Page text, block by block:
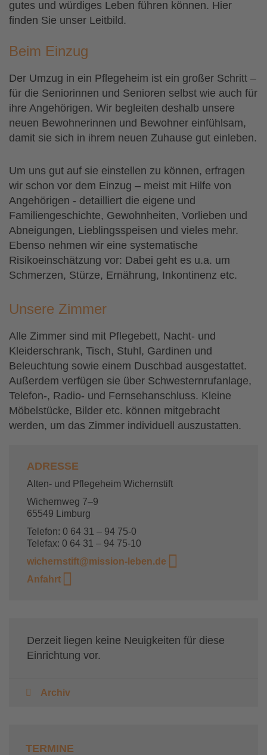
gutes und würdiges Leben führen können. Hier
finden Sie unser Leitbild.
Beim Einzug
Der Umzug in ein Pflegeheim ist ein großer Schritt –
für die Seniorinnen und Senioren selbst wie auch für
ihre Angehörigen. Wir begleiten deshalb unsere
neuen Bewohnerinnen und Bewohner einfühlsam,
damit sie sich in ihrem neuen Zuhause gut einleben.
Um uns gut auf sie einstellen zu können, erfragen
wir schon vor dem Einzug – meist mit Hilfe von
Angehörigen - detailliert die eigene und
Familiengeschichte, Gewohnheiten, Vorlieben und
Abneigungen, Lieblingsspeisen und vieles mehr.
Ebenso nehmen wir eine systematische
Risikoeinschätzung vor: Dabei geht es u.a. um
Schmerzen, Stürze, Ernährung, Inkontinenz etc.
Unsere Zimmer
Alle Zimmer sind mit Pflegebett, Nacht- und
Kleiderschrank, Tisch, Stuhl, Gardinen und
Beleuchtung sowie einem Duschbad ausgestattet.
Außerdem verfügen sie über Schwesternrufanlage,
Telefon-, Radio- und Fernsehanschluss. Kleine
Möbelstücke, Bilder etc. können mitgebracht
werden, um das Zimmer individuell auszustatten.
ADRESSE
Alten- und Pflegeheim Wichernstift
Wichernweg 7–9
65549 Limburg
Telefon: 0 64 31 – 94 75-0
Telefax: 0 64 31 – 94 75-10
wichernstift@mission-leben.de
Anfahrt
Derzeit liegen keine Neuigkeiten für diese
Einrichtung vor.
Archiv
TERMINE